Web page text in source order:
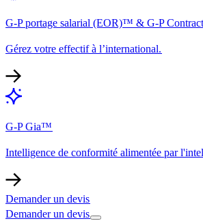
G-P portage salarial (EOR)™ & G-P
Gérez votre effectif à l’international.​​
G-P Gia™​​
Intelligence de conformité alimentée par
Demander un devis​​
Demander un devis​​